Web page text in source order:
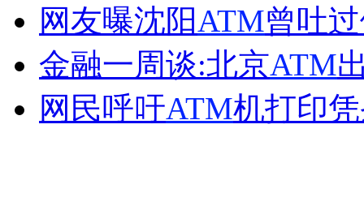
安徽一实载49人客车翻车
走！跟着总书记去植树
网友曝沈阳ATM曾吐
金融一周谈:北京ATM
网民呼吁ATM机打印